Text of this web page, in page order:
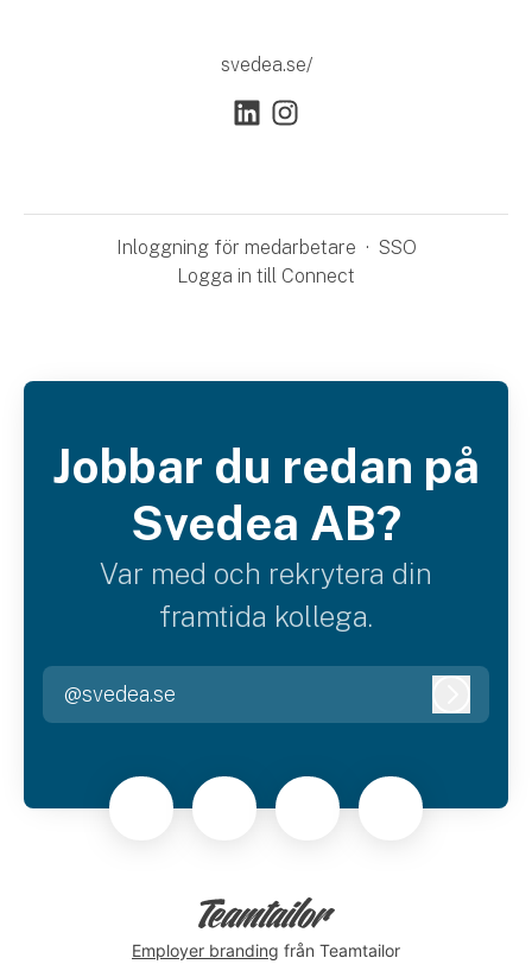
svedea.se/
Inloggning för medarbetare · SSO
Logga in till Connect
Jobbar du redan på
Svedea AB?
Var med och rekrytera din
framtida kollega.
@svedea.se
Employer branding från Teamtailor